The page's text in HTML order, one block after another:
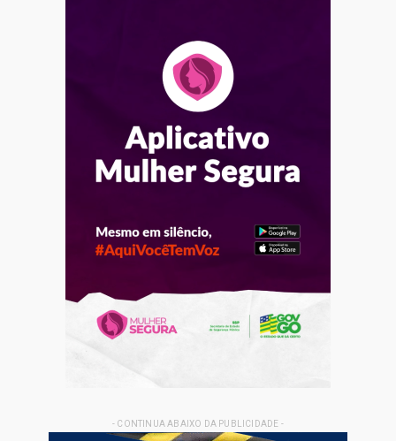
- CONTINUA ABAIXO DA PUBLICIDADE -